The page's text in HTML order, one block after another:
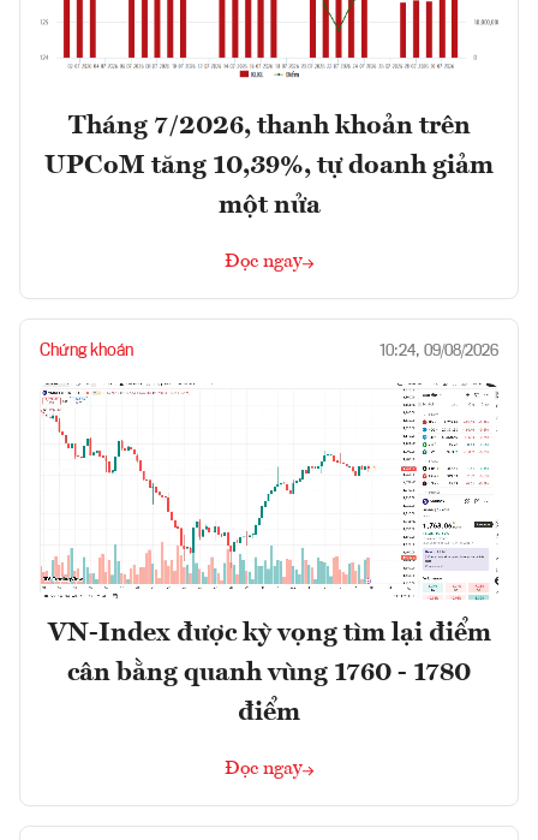
Tháng 7/2026, thanh khoản trên
UPCoM tăng 10,39%, tự doanh giảm
một nửa
Đọc ngay
Chứng khoán 10:24, 09/08/2026
VN-Index được kỳ vọng tìm lại điểm
cân bằng quanh vùng 1760 - 1780
điểm
Đọc ngay